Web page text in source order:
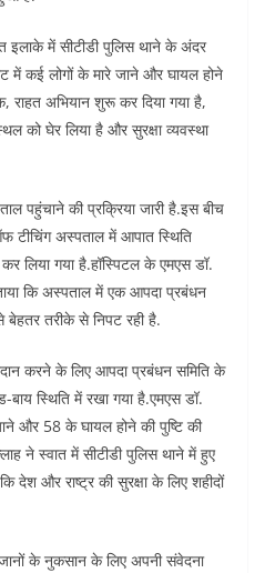
इलाके में सीटीडी पुलिस थाने के अंदर
में कई लोगों के मारे जाने और घायल होने
अभियान शुरू कर दिया गया है,
को घेर लिया है और सुरक्षा व्यवस्था
पहुंचाने की प्रक्रिया जारी है.इस बीच
टीचिंग अस्पताल में आपात स्थिति
लिया गया है.हॉस्पिटल के एमएस डॉ.
कि अस्पताल में एक आपदा प्रबंधन
बेहतर तरीके से निपट रही है.
करने के लिए आपदा प्रबंधन समिति के
बाय स्थिति में रखा गया है.एमएस डॉ.
और 58 के घायल होने की पुष्टि की
ने स्वात में सीटीडी पुलिस थाने में हुए
देश और राष्ट्र की सुरक्षा के लिए शहीदों
के नुकसान के लिए अपनी संवेदना